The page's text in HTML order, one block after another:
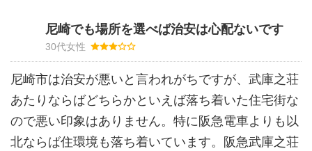
尼崎でも場所を選べば治安は心配ないです
30代女性
尼崎市は治安が悪いと言われがちですが、武庫之荘
あたりならばどちらかといえば落ち着いた住宅街な
ので悪い印象はありません。特に阪急電車よりも以
北ならば住環境も落ち着いています。阪急武庫之荘